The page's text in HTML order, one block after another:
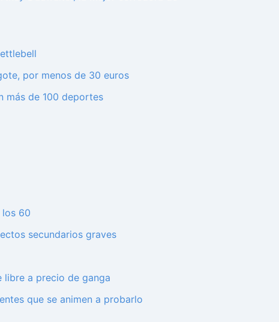
por menos de 30 euros
más de 100 deportes
los 60
secundarios graves
libre a precio de ganga
que se animen a probarlo